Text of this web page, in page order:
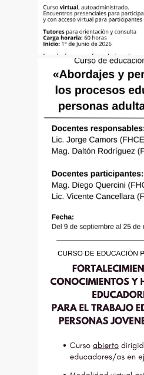
Curso: Introducción a la
EPJA
Cursos UPEP 2024 (en